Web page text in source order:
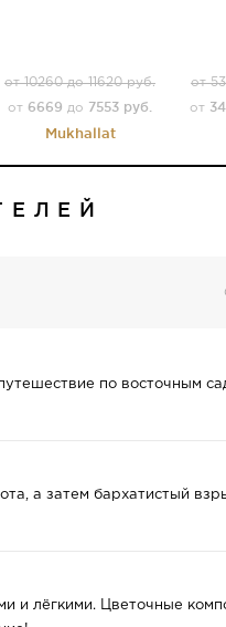
от 10260 до 11620 руб.
от 6669 до 7553 руб.
Mukhallat
от
от
по восточным
а затем бархатистый
и лёгкими. Цветочные